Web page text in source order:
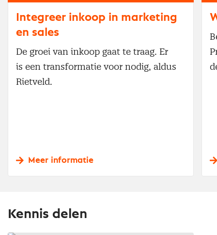
Integreer inkoop in marketing
en sales
De groei van inkoop gaat te traag. Er
is een transformatie voor nodig, aldus
Rietveld.
Meer informatie
Kennis delen